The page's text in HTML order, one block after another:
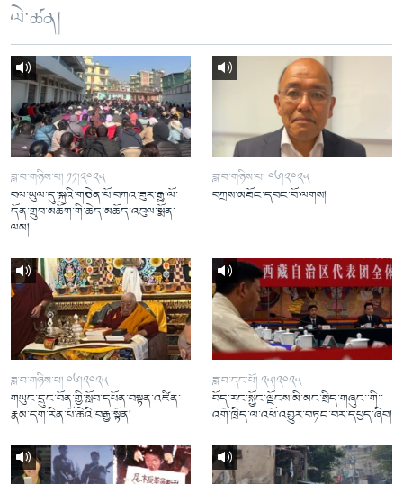
ལེ་ཚན།
ཟླ་བ་གཉིས་པ། ༡༡།༢༠༢༥
བལ་ཡུལ་དུ་སྐུའི་གཅེན་པོ་བཀའ་ཟུར་རྒྱ་ལོ་
དོན་གྲུབ་མཆོག་གི་ཆེད་མཆོད་འབུལ་སྨོན་
ལམ།
ཟླ་བ་གཉིས་པ། ༠༦།༢༠༢༥
བཀྲས་མཐོང་དབང་བོ་ལགས།
ཟླ་བ་གཉིས་པ། ༠༦།༢༠༢༥
གཡུང་དྲུང་བོན་གྱི་སློབ་དཔོན་བསྟན་འཛིན་
རྣམ་དག་རིན་པོ་ཆེའི་བརྒྱ་སྟོན།
ཟླ་བ་དང་པོ། ༢༥།༢༠༢༥
བོད་རང་སྐྱོང་ལྗོངས་མི་མང་སྲིད་གཞུང་་གི་་
འགོ་ཁྲིད་ལ་འཕོ་འགྱུར་བཏང་བར་དཔྱད་ཞིབ།